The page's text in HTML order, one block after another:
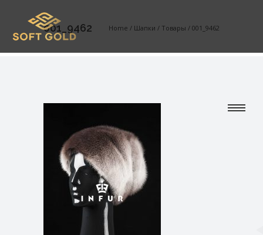
001_9462 Home / Шапки / Товары / 001_9462